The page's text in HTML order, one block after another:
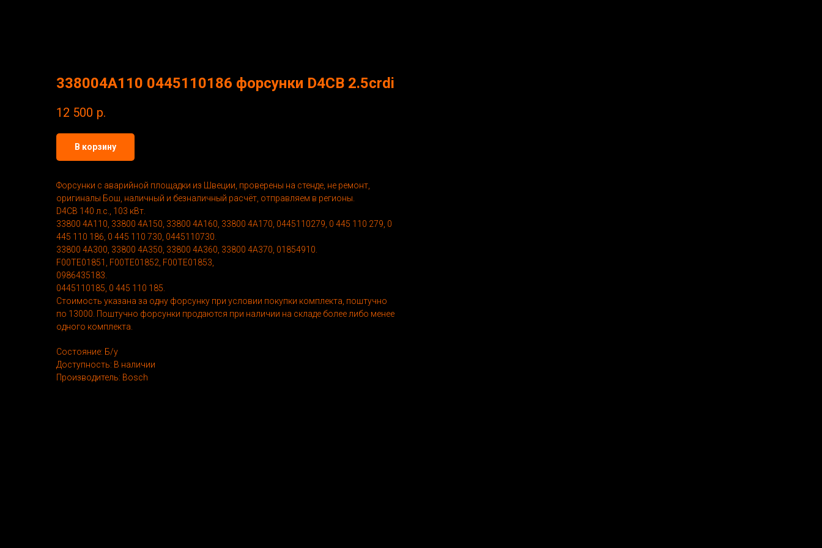
338004А110 0445110186 форсунки D4CB 2.5crdi
12 500 р.
В корзину
Форсунки с аварийной площадки из Швеции, проверены на стенде, не ремонт,
оригиналы Бош, наличный и безналичный расчёт, отправляем в регионы.
D4CB 140 л.с., 103 кВт.
33800 4А110, 33800 4А150, 33800 4А160, 33800 4А170, 0445110279, 0 445 110 279, 0
445 110 186, 0 445 110 730, 0445110730.
33800 4A300, 33800 4A350, 33800 4A360, 33800 4A370, 01854910.
F00TE01851, F00TE01852, F00TE01853,
0986435183.
0445110185, 0 445 110 185.
Стоимость указана за одну форсунку при условии покупки комплекта, поштучно
по 13000. Поштучно форсунки продаются при наличии на складе более либо менее
одного комплекта.
Состояние: Б/у
Доступность: В наличии
Производитель: Bosch